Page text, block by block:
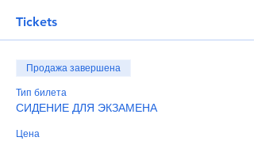
Tickets
Продажа завершена
Тип билета
СИДЕНИЕ ДЛЯ ЭКЗАМЕНА
Цена